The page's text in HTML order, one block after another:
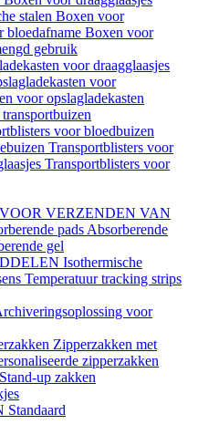
stalen Boxen voor
bloedafname Boxen voor
gebruik
voor draagglaasjes
voor
voor opslagladekasten
transportbuizen
voor bloedbuizen
Transportblisters voor
Transportblisters voor
VERZENDEN VAN
pads Absorberende
gel
Isothermische
Temperatuur tracking strips
voor
Zipperzakken met
zipperzakken
Stand-up zakken
Standaard